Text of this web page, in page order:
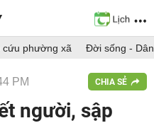
cứu phường xã Đời sống -
PM CHIA SẺ
người, sập